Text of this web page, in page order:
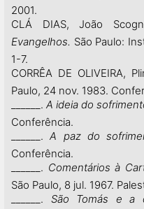
2001.
CLÁ DIAS, João
Evangelhos. São Paulo:
1-7.
CORRÊA DE OLIVEIRA,
Paulo, 24 nov. 1983.
______. A ideia do
Conferência.
______. A paz do
Conferência.
______. Comentários à
São Paulo, 8 jul. 1967.
______. São Tomás e a